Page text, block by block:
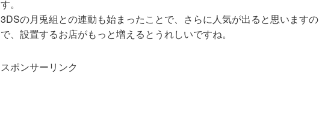
す。
3DSの月兎組との連動も始まったことで、さらに人気が出ると思いますの
で、設置するお店がもっと増えるとうれしいですね。
スポンサーリンク